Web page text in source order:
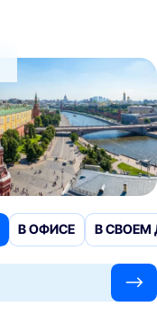
В ОФИСЕ В СВОЕМ
—>